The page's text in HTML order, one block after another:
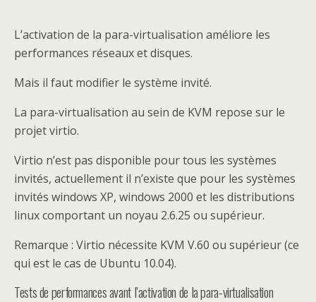
L’activation de la para-virtualisation améliore les
performances réseaux et disques.
Mais il faut modifier le système invité.
La para-virtualisation au sein de KVM repose sur le
projet virtio.
Virtio n’est pas disponible pour tous les systèmes
invités, actuellement il n’existe que pour les systèmes
invités windows XP, windows 2000 et les distributions
linux comportant un noyau 2.6.25 ou supérieur.
Remarque : Virtio nécessite KVM V.60 ou supérieur (ce
qui est le cas de Ubuntu 10.04).
Tests de performances avant l’activation de la para-virtualisation